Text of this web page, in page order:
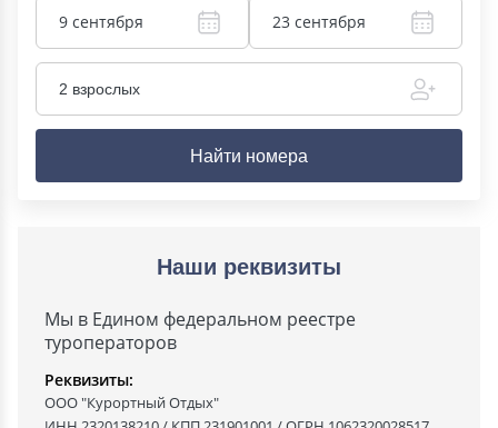
9 сентября 23 сентября
2 взрослых
Найти номера
Наши реквизиты
Мы в Едином федеральном реестре
туроператоров
Реквизиты:
ООО "Курортный Отдых"